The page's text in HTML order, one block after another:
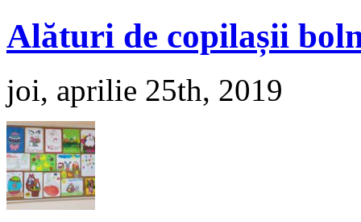
Alături de copilașii
joi, aprilie 25th, 2019